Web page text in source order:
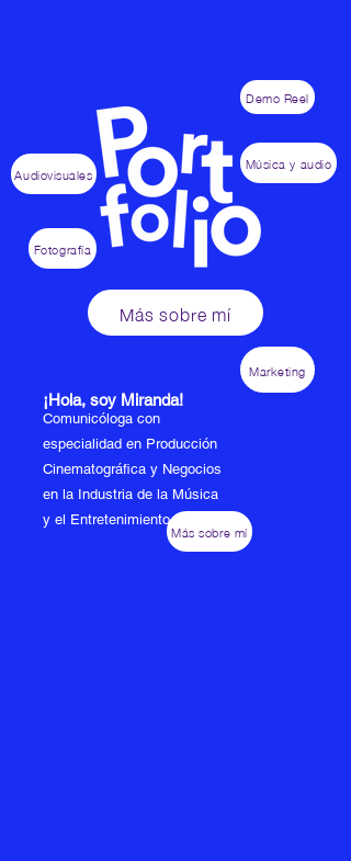
Demo Reel
Música y audio
Fotografía
Audiovisuales
Más sobre mí
Marketing
Comunicóloga con
especialidad en Producción
Cinematográfica y Negocios
en la Industria de la Música
y el Entretenimiento.
¡Hola, soy Miranda!
Más sobre mí